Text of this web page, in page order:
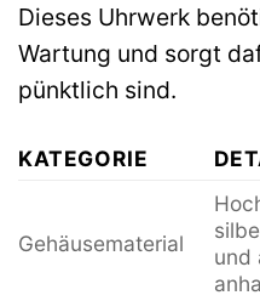
Dieses Uhrwerk
Wartung und sorgt
pünktlich sind.
KATEGORIE
Gehäusematerial
und